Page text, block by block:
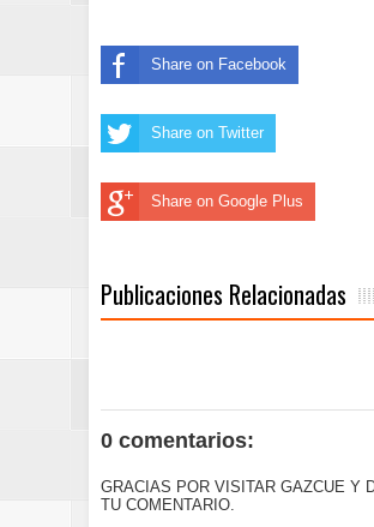
Share on Facebook
Share on Twitter
Share on Google Plus
Publicaciones Relacionadas
0 comentarios:
GRACIAS POR VISITAR GAZCUE Y
TU COMENTARIO.